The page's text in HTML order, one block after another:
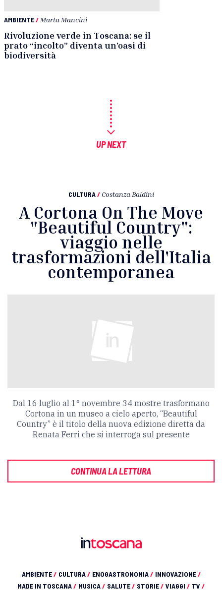
AMBIENTE/ Marta Mancini
Rivoluzione verde in Toscana: se il
prato “incolto” diventa un’oasi di
biodiversità
UP NEXT
CULTURA / Costanza Baldini
A Cortona On The Move
"Beautiful Country":
viaggio nelle
trasformazioni dell'Italia
contemporanea
Dal 16 luglio al 1° novembre 34 mostre trasformano
Cortona in un museo a cielo aperto, “Beautiful
Country” è il titolo della nuova edizione diretta da
Renata Ferri che si interroga sul presente
CONTINUA LA LETTURA
AMBIENTE/ CULTURA/ ENOGASTRONOMIA/ INNOVAZIONE/
MADE IN TOSCANA/ MUSICA/ SALUTE/ STORIE/ VIAGGI / TV /